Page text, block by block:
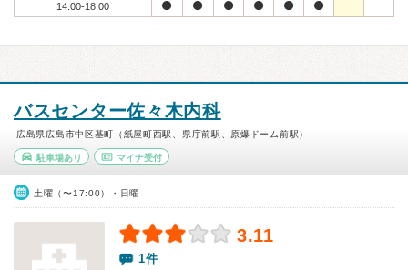
14:00-18:00
バスセンター佐々木内科
広島県広島市中区基町（紙屋町西駅、県庁前駅、原爆ドーム前駅）
駐車場あり マイナ受付
土曜（〜17:00）・日曜
3.11
1件